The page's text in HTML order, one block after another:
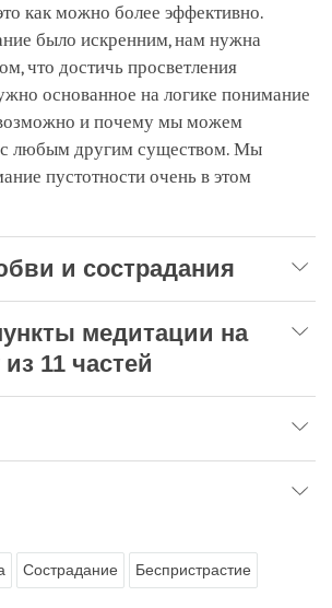
как можно более эффективно.
было искренним, нам нужна
что достичь просветления
основанное на логике понимание
и почему мы можем
с любым другим существом. Мы
пустотности очень в этом
и сострадания
медитации на
11 частей
Сострадание Беспристрастие